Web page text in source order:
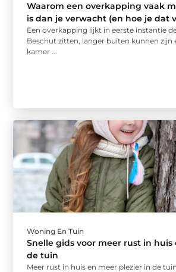
Waarom een overkapping vaak
is dan je verwacht (en hoe je dat
Een overkapping lijkt in eerste instantie
Beschut zitten, langer buiten kunnen zijn
kamer ...
Woning En Tuin
Snelle gids voor meer rust in huis
de tuin
Meer rust in huis en meer plezier in de